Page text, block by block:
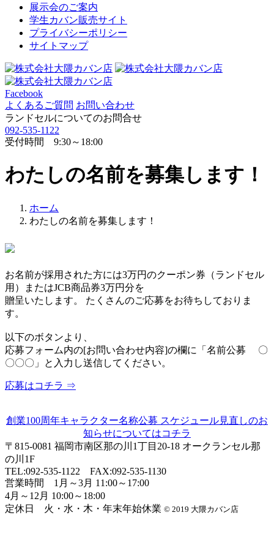
展示会のご案内
学生カバン販売サイト
プライバシーポリシー
サイトマップ
Facebook
よくあるご質問 お問い合わせ
ランドセルについてのお問合せ
092-535-1122
受付時間 9:30～18:00
わたしの名前を募集します！
ホーム
わたしの名前を募集します！
お名前が採用された方には3万円のクーポン券（ランドセル
用）またはJCB商品券3万円分を
贈呈いたします。 たくさんのご応募をお待ちしておりま
す。
以下のボタンより、
応募フォーム内の[お問い合わせ内容]の欄に「名前公募 〇
〇〇〇」と入力し送信してください。
応募はコチラ ⇒
創業100周年キャラクター名称公募 スケジュール見直しのお
知らせについてはコチラ
〒815-0081 福岡市南区那の川1丁目20-18 オークランセル那
の川1F
TEL:092-535-1122 FAX:092-535-1130
営業時間 1月～3月 11:00～17:00
4月～12月 10:00～18:00
定休日 火・水・木・年末年始休業 © 2019 大隈カバン店